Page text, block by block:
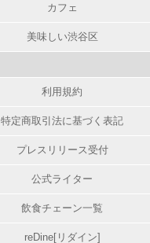
カフェ
美味しい渋谷区
利用規約
特定商取引法に基づく表記
プレスリリース受付
公式ライター
飲食チェーン一覧
reDine[リダイン]